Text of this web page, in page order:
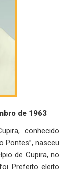
de 1963
conhecido
Pontes”, nasceu
de Cupira, no
Prefeito eleito